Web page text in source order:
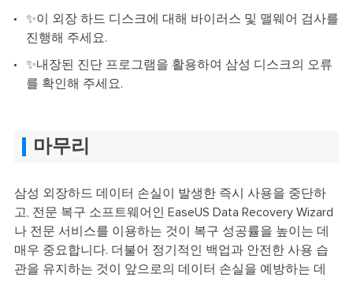
✨이 외장 하드 디스크에 대해 바이러스 및 맬웨어 검사를
진행해 주세요.
✨내장된 진단 프로그램을 활용하여 삼성 디스크의 오류
를 확인해 주세요.
마무리
삼성 외장하드 데이터 손실이 발생한 즉시 사용을 중단하
고, 전문 복구 소프트웨어인 EaseUS Data Recovery Wizard
나 전문 서비스를 이용하는 것이 복구 성공률을 높이는 데
매우 중요합니다. 더불어 정기적인 백업과 안전한 사용 습
관을 유지하는 것이 앞으로의 데이터 손실을 예방하는 데